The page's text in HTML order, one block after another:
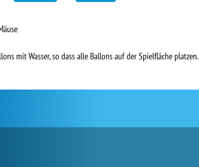
mit Wasser, so dass alle Ballons auf der Spielfläche platzen.